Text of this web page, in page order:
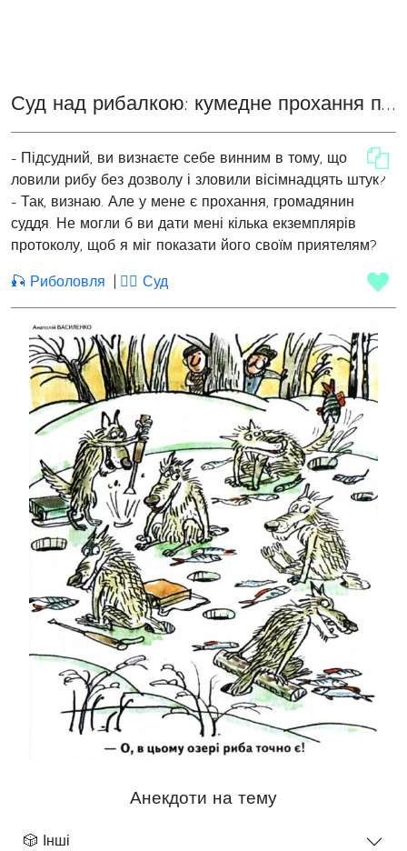
Суд над рибалкою: кумедне прохання підсудного
- Підсудний, ви визнаєте себе винним в тому, що
ловили рибу без дозволу і зловили вісімнадцять штук?
- Так, визнаю. Але у мене є прохання, громадянин
суддя. Не могли б ви дати мені кілька екземплярів
протоколу, щоб я міг показати його своїм приятелям?
🎣 Риболовля 👨‍⚖️ Суд
Анекдоти на тему
🎲 Інші